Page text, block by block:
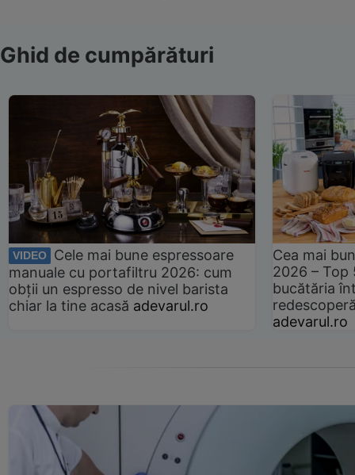
Ghid de cumpărături
VIDEO
Cele mai bune espressoare
manuale cu portafiltru 2026: cum
obții un espresso de nivel barista
chiar la tine acasă adevarul.ro
Cea mai
2026 –
bucătăria
adevarul.ro